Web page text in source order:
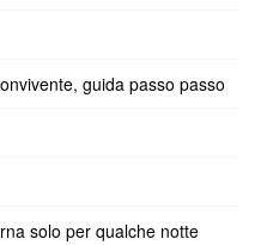
guida passo passo
solo per qualche notte